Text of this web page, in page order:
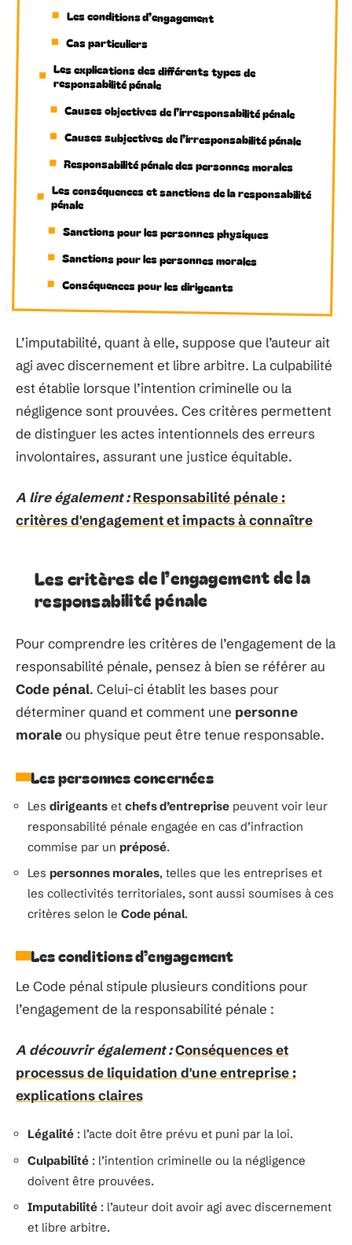
Les conditions d’engagement
Cas particuliers
Les explications des différents types de
responsabilité pénale
Causes objectives de l’irresponsabilité pénale
Causes subjectives de l’irresponsabilité pénale
Responsabilité pénale des personnes morales
Les conséquences et sanctions de la responsabilité
pénale
Sanctions pour les personnes physiques
Sanctions pour les personnes morales
Conséquences pour les dirigeants
L’imputabilité, quant à elle, suppose que l’auteur ait
agi avec discernement et libre arbitre. La culpabilité
est établie lorsque l’intention criminelle ou la
négligence sont prouvées. Ces critères permettent
de distinguer les actes intentionnels des erreurs
involontaires, assurant une justice équitable.
A lire également : Responsabilité pénale :
critères d'engagement et impacts à connaître
Les critères de l’engagement de la
responsabilité pénale
Pour comprendre les critères de l’engagement de la
responsabilité pénale, pensez à bien se référer au
Code pénal. Celui-ci établit les bases pour
déterminer quand et comment une personne
moraleou physique peut être tenue responsable.
Les personnes concernées
Les dirigeants et chefs d’entreprise peuvent voir leur
responsabilité pénale engagée en cas d’infraction
commise par un préposé.
Les personnes morales, telles que les entreprises et
les collectivités territoriales, sont aussi soumises à ces
critères selon le Code pénal.
Les conditions d’engagement
Le Code pénal stipule plusieurs conditions pour
l’engagement de la responsabilité pénale :
A découvrir également :Conséquences et
processus de liquidation d'une entreprise :
explications claires
Légalité : l’acte doit être prévu et puni par la loi.
Culpabilité : l’intention criminelle ou la négligence
doivent être prouvées.
Imputabilité : l’auteur doit avoir agi avec discernement
et libre arbitre.